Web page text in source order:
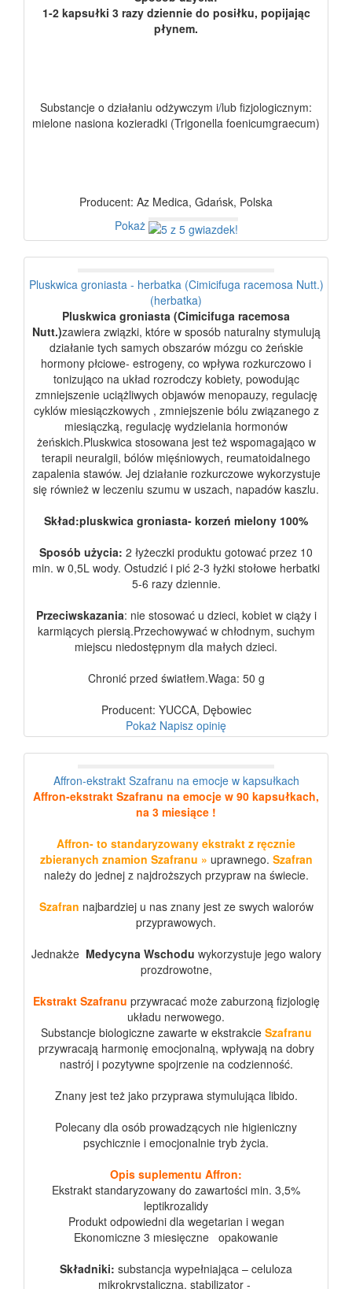
1-2 kapsułki 3 razy dziennie do posiłku, popijając
płynem.
Substancje o działaniu odżywczym i/lub fizjologicznym:
mielone nasiona kozieradki (Trigonella foenicumgraecum)
Producent: Az Medica, Gdańsk, Polska
Pokaż
Pluskwica groniasta - herbatka (Cimicifuga racemosa Nutt.)
(herbatka)
Pluskwica groniasta (Cimicifuga racemosa
Nutt.)zawiera związki, które w sposób naturalny stymulują
działanie tych samych obszarów mózgu co żeńskie
hormony płciowe- estrogeny, co wpływa rozkurczowo i
tonizująco na układ rozrodczy kobiety, powodując
zmniejszenie uciążliwych objawów menopauzy, regulację
cyklów miesiączkowych , zmniejszenie bólu związanego z
miesiączką, regulację wydzielania hormonów
żeńskich.Pluskwica stosowana jest też wspomagająco w
terapii neuralgii, bólów mięśniowych, reumatoidalnego
zapalenia stawów. Jej działanie rozkurczowe wykorzystuje
się również w leczeniu szumu w uszach, napadów kaszlu.
Skład:pluskwica groniasta- korzeń mielony 100%
Sposób użycia: 2 łyżeczki produktu gotować przez 10
min. w 0,5L wody. Ostudzić i pić 2-3 łyżki stołowe herbatki
5-6 razy dziennie.
Przeciwskazania: nie stosować u dzieci, kobiet w ciąży i
karmiących piersią.Przechowywać w chłodnym, suchym
miejscu niedostępnym dla małych dzieci.
Chronić przed światłem.Waga: 50 g
Producent: YUCCA, Dębowiec
Pokaż Napisz opinię
Affron-ekstrakt Szafranu na emocje w kapsułkach
Affron-ekstrakt Szafranu na emocje w 90 kapsułkach,
na 3 miesiące !
Affron- to standaryzowany ekstrakt z ręcznie
zbieranych znamion Szafranu » uprawnego. Szafran
należy do jednej z najdroższych przypraw na świecie.
Szafran najbardziej u nas znany jest ze swych walorów
przyprawowych.
Jednakże Medycyna Wschodu wykorzystuje jego walory
prozdrowotne,
Ekstrakt Szafranu przywracać może zaburzoną fizjologię
układu nerwowego.
Substancje biologiczne zawarte w ekstrakcie Szafranu
przywracają harmonię emocjonalną, wpływają na dobry
nastrój i pozytywne spojrzenie na codzienność.
Znany jest też jako przyprawa stymulująca libido.
Polecany dla osób prowadzących nie higieniczny
psychicznie i emocjonalnie tryb życia.
Opis suplementu Affron:
Ekstrakt standaryzowany do zawartości min. 3,5%
leptikrozalidy
Produkt odpowiedni dla wegetarian i wegan
Ekonomiczne 3 miesięczne opakowanie
Składniki: substancja wypełniająca – celuloza
mikrokrystaliczna, stabilizator -